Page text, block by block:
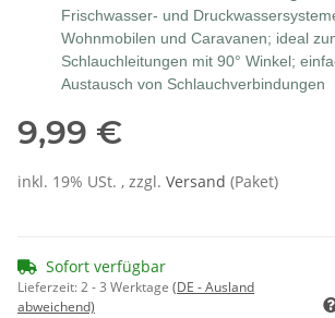
Frischwasser- und
Wohnmobilen und Caravanen; ideal
Schlauchleitungen mit 90° Winkel;
Austausch von Schlauchverbindungen
9,99 €
inkl. 19% USt. , zzgl. Versand (Paket)
Sofort verfügbar
Lieferzeit:2 - 3 Werktage (DE - Ausland
abweichend)